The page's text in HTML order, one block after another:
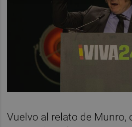
Vuelvo al relato de Munro,